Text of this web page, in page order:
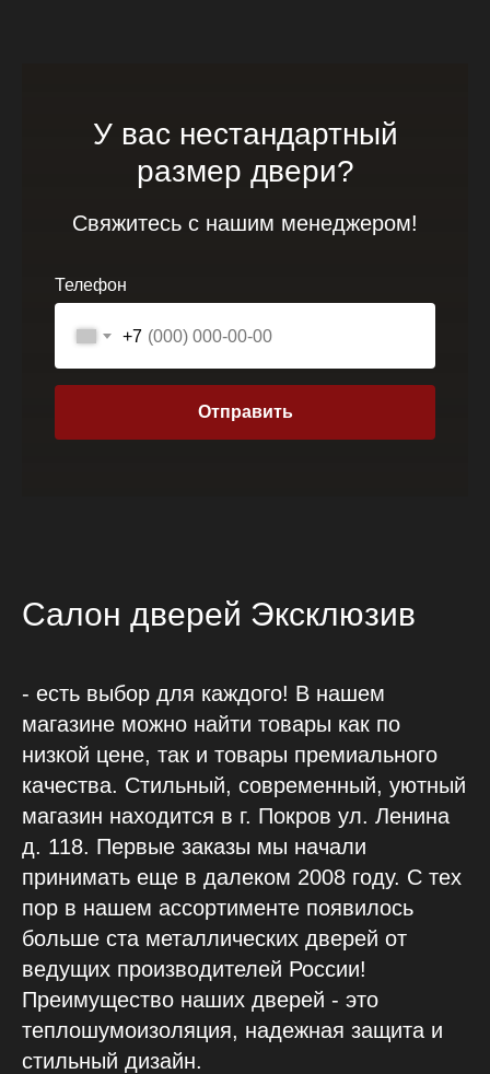
У вас нестандартный
размер двери?
Свяжитесь с нашим менеджером!
Телефон
+7
Отправить
Салон дверей Эксклюзив
- есть выбор для каждого! В нашем
магазине можно найти товары как по
низкой цене, так и товары премиального
качества. Стильный, современный, уютный
магазин находится в г. Покров ул. Ленина
д. 118. Первые заказы мы начали
принимать еще в далеком 2008 году. С тех
пор в нашем ассортименте появилось
больше ста металлических дверей от
ведущих производителей России!
Преимущество наших дверей - это
теплошумоизоляция, надежная защита и
стильный дизайн.